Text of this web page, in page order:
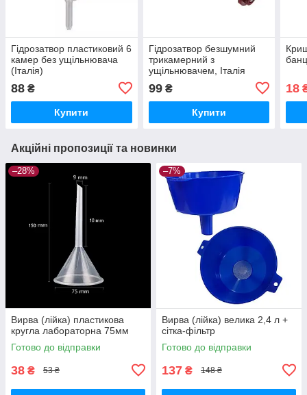
Гідрозатвор пластиковий 6
камер без ущільнювача
(Італія)
88 ₴
Купити
Гідрозатвор безшумний
трикамерний з
ущільнювачем, Італія
99₴
Купити
18
Акційні пропозиції та новинки
–28%
Вирва (лійка) пластикова
кругла лабораторна 75мм
Готово до відправки
38 ₴ 53 ₴
–7%
Вирва (лійка) велика 2,4 л +
сітка-фільтр
Готово до відправки
137 ₴ 148 ₴